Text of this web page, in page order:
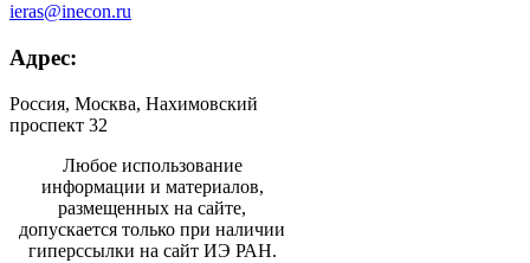
ieras@inecon.ru
Адрес:
Россия, Москва, Нахимовский
проспект 32
Любое использование
информации и материалов,
размещенных на сайте,
допускается только при наличии
гиперссылки на сайт ИЭ РАН.